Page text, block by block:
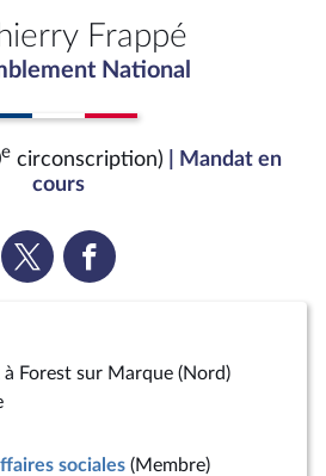
Frappé
National
ecirconscription)
| Mandat en
cours
Voir
la
Voir
la
Forest sur Marque (Nord)
sociales (Membre)